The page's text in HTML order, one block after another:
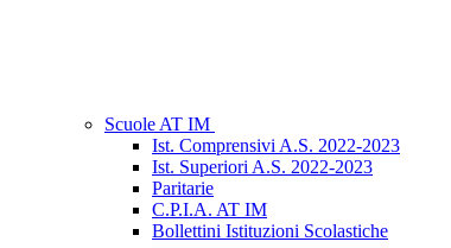
Scuole AT IM
Ist. Comprensivi A.S. 2022-2023
Ist. Superiori A.S. 2022-2023
Paritarie
C.P.I.A. AT IM
Bollettini Istituzioni Scolastiche